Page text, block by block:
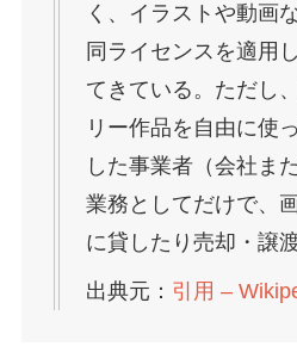
く、イラストや動画
同ライセンスを適用
てきている。ただし
リー作品を自由に使
した事業者（会社ま
業務としてだけで、
に貸したり売却・譲
出典元： 引用 –